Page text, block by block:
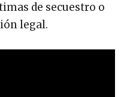
de secuestro o
legal.